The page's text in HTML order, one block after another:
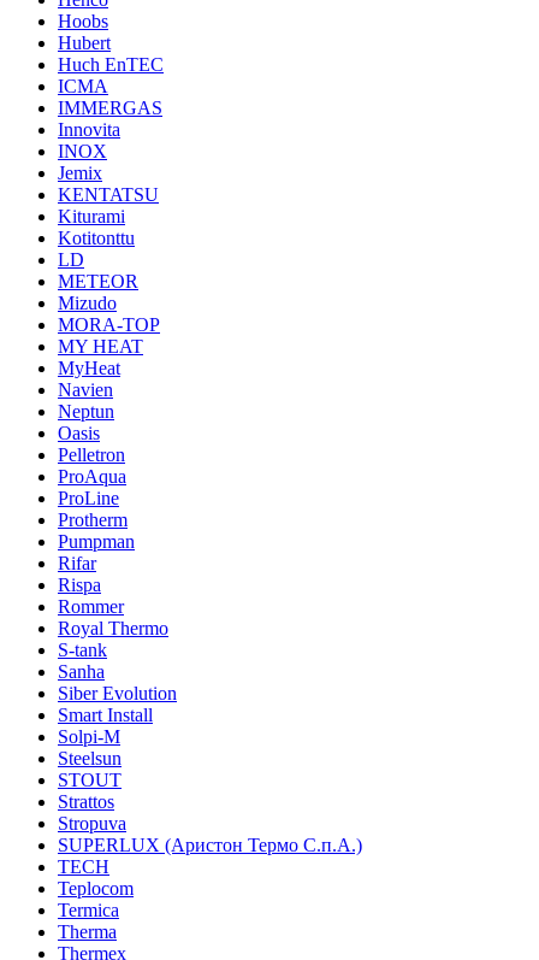
Hoobs
Hubert
Huch EnTEC
ICMA
IMMERGAS
Innovita
INOX
Jemix
KENTATSU
Kiturami
Kotitonttu
LD
METEOR
Mizudo
MORA-TOP
MY HEAT
MyHeat
Navien
Neptun
Oasis
Pelletron
ProAqua
ProLine
Protherm
Pumpman
Rifar
Rispa
Rommer
Royal Thermo
S-tank
Sanha
Siber Evolution
Smart Install
Solpi-M
Steelsun
STOUT
Strattos
Stropuva
SUPERLUX (Аристон Термо С.п.А.)
TECH
Teplocom
Termica
Therma
Thermex